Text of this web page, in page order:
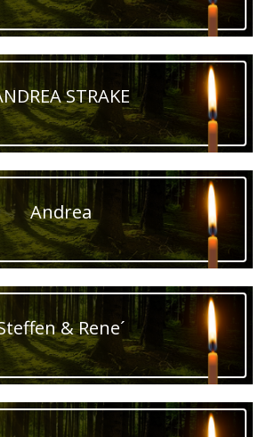
STRAKE
Andrea
& Rene´